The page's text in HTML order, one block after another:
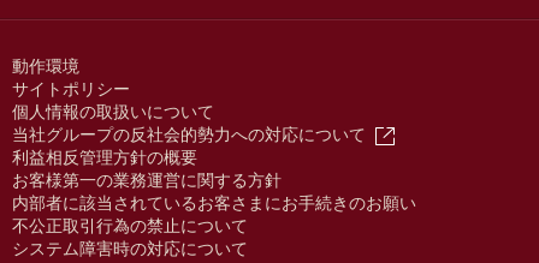
動作環境
サイトポリシー
個人情報の取扱いについて
当社グループの反社会的勢力への対応について
利益相反管理方針の概要
お客様第一の業務運営に関する方針
内部者に該当されているお客さまにお手続きのお願い
不公正取引行為の禁止について
システム障害時の対応について